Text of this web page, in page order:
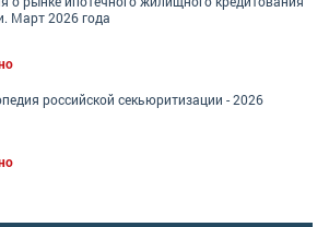
Март 2026 года
российской секьюритизации - 2026